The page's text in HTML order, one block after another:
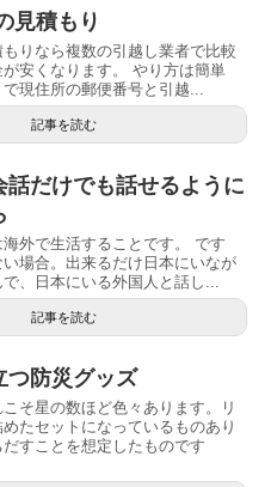
見積もり
りなら複数の引越し業者で比較
安くなります。 やり方は簡単
現住所の郵便番号と引越...
記事を読む
話だけでも話せるように
外で生活することです。 です
場合。出来るだけ日本にいなが
、日本にいる外国人と話し...
記事を読む
つ防災グッズ
そ星の数ほど色々あります。リ
たセットになっているものあり
すことを想定したものです